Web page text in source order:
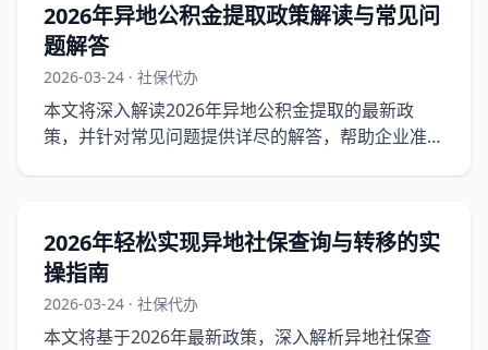
2026年异地公积金提取政策解读与常见问
题解答
2026-03-24 · 社保代办
本文将深入解读2026年异地公积金提取的最新政
策，并针对常见问题提供详尽的解答，帮助企业准确
2026年轻松实现异地社保查询与转移的实
操指南
2026-03-24 · 社保代办
本文将基于2026年最新政策，深入解析异地社保查